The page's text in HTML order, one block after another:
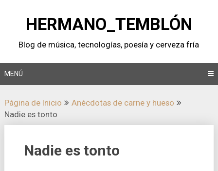
contenidoHERMANO_TEMBLÓN
Blog de música, tecnologí­as, poesí­a y cerveza frí­a
MENÚ
Página de Inicio
Anécdotas de carne y hueso
Nadie es tonto
Nadie es tonto